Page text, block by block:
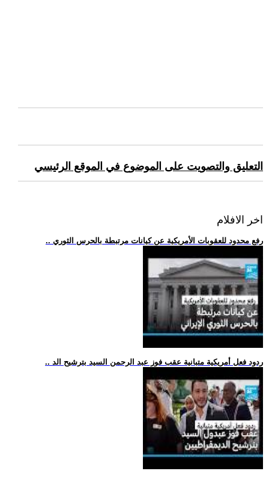
التعليق والتصويت على الموضوع في الموقع الرئيسي
اخر الافلام
.. رفع محدود للعقوبات الأمريكية عن كيانات مرتبطة بالحرس الثوري
.. ردود فعل أمريكية متبانية عقب فوز عبد الرحمن السيد بترشيح الد